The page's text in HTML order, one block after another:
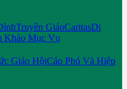
Truyền GiáoCaritasDi
Khảo Mục Vụ
Giáo HộiCáo Phó Và Hiệp